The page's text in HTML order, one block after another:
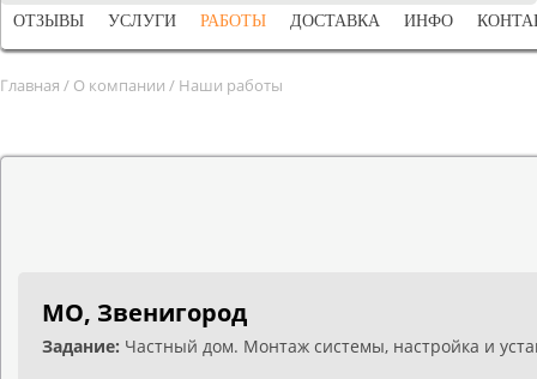
ОТЗЫВЫ
УСЛУГИ РАБОТЫ ДОСТАВКА ИНФО
Главная / О компании / Наши работы
МО, Звенигород
Задание: Частный дом. Монтаж системы, настройка и